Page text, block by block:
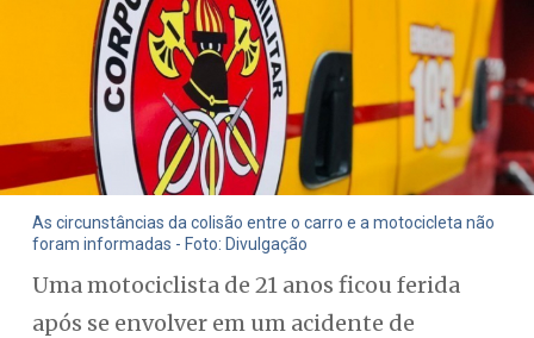
As circunstâncias da colisão entre o carro e a motocicleta não
foram informadas - Foto: Divulgação
Uma motociclista de 21 anos ficou ferida
após se envolver em um acidente de